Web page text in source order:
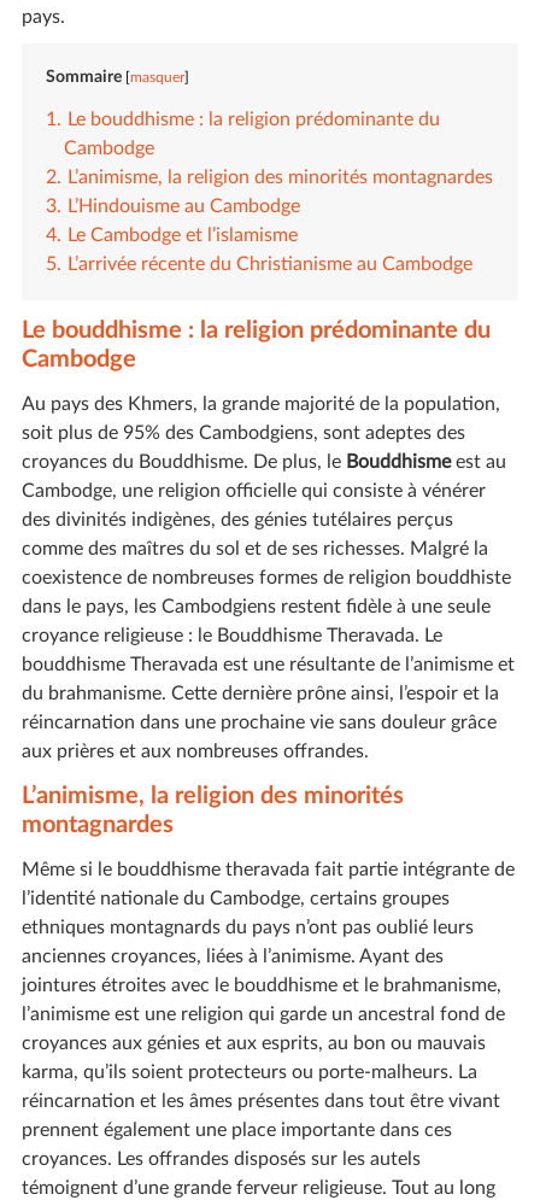
pays.
Sommaire masquer
Le bouddhisme : la religion prédominante du
Cambodge
L’animisme, la religion des minorités montagnardes
L’Hindouisme au Cambodge
Le Cambodge et l’islamisme
L’arrivée récente du Christianisme au Cambodge
Le bouddhisme : la religion prédominante du
Cambodge
Au pays des Khmers, la grande majorité de la population,
soit plus de 95% des Cambodgiens, sont adeptes des
croyances du Bouddhisme. De plus, le Bouddhismeest au
Cambodge, une religion officielle qui consiste à vénérer
des divinités indigènes, des génies tutélaires perçus
comme des maîtres du sol et de ses richesses. Malgré la
coexistence de nombreuses formes de religion bouddhiste
dans le pays, les Cambodgiens restent fidèle à une seule
croyance religieuse : le Bouddhisme Theravada. Le
bouddhisme Theravada est une résultante de l’animisme et
du brahmanisme. Cette dernière prône ainsi, l’espoir et la
réincarnation dans une prochaine vie sans douleur grâce
aux prières et aux nombreuses offrandes.
L’animisme, la religion des minorités
montagnardes
Même si le bouddhisme theravada fait partie intégrante de
l’identité nationale du Cambodge, certains groupes
ethniques montagnards du pays n’ont pas oublié leurs
anciennes croyances, liées à l’animisme. Ayant des
jointures étroites avec le bouddhisme et le brahmanisme,
l’animisme est une religion qui garde un ancestral fond de
croyances aux génies et aux esprits, au bon ou mauvais
karma, qu’ils soient protecteurs ou porte-malheurs. La
réincarnation et les âmes présentes dans tout être vivant
prennent également une place importante dans ces
croyances. Les offrandes disposés sur les autels
témoignent d’une grande ferveur religieuse. Tout au long